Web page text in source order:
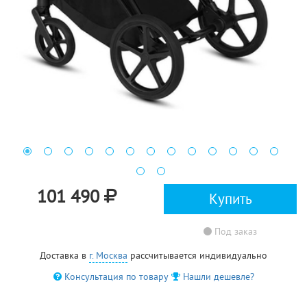
101 490 Купить
Под заказ
Доставка в г. Москва рассчитывается индивидуально
Консультация по товару
Нашли дешевле?